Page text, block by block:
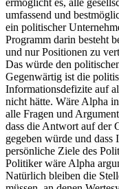
ermöglicht es, alle
umfassend und
ein politischer
Programm darin besteht
und nur Positionen zu
Das würde den
Gegenwärtig ist die
Informationsdefizite auf
nicht hätte. Wäre Alpha
alle Fragen und
dass die Antwort auf der
gegeben würde und
persönliche Ziele des
Politiker wäre Alpha
Natürlich bleiben die